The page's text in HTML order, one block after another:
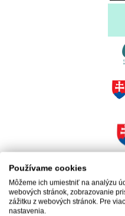
Používame cookies
Môžeme ich umiestniť na analýzu
webových stránok, zobrazovanie
zážitku z webových stránok. Pre
nastavenia.